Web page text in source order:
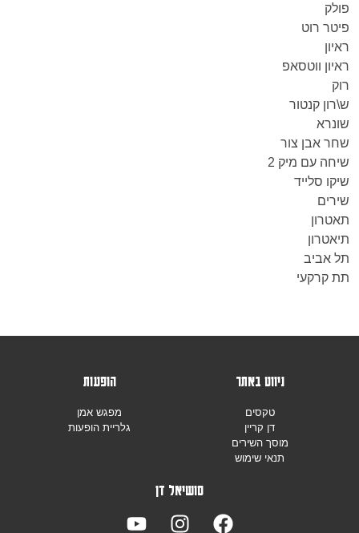
פולק
פיטר רוט
ראיון
ראיון ווטסאפ
רוק
ש\רון קנטור
שונרא
שחר אבן צור
שיחה עם מיק 2
שיקו סלייד
שירים
תאטרון
תיאטרון
תל אביב
תת קרקעי
ניווט באתר
טקסים
דן קריין
מוסך השירים
תנאי שימוש
הופעות
מפגש אמן
גלריית הופעות
סושיאל דן